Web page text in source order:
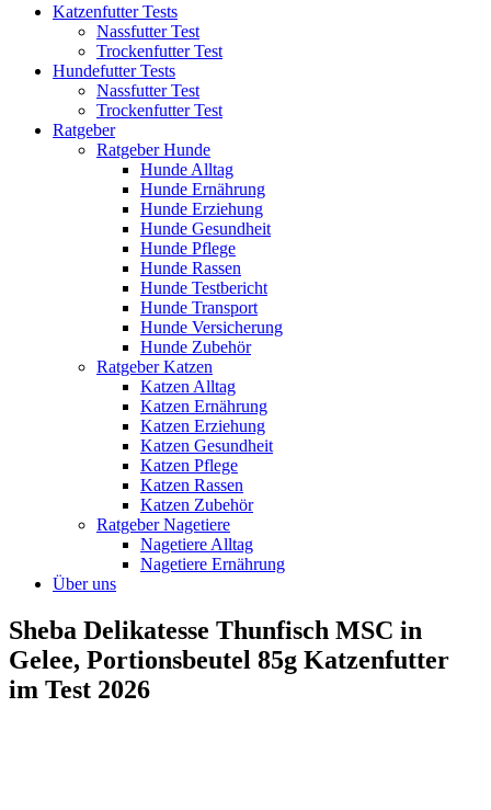
Katzenfutter Tests
Nassfutter Test
Trockenfutter Test
Hundefutter Tests
Nassfutter Test
Trockenfutter Test
Ratgeber
Ratgeber Hunde
Hunde Alltag
Hunde Ernährung
Hunde Erziehung
Hunde Gesundheit
Hunde Pflege
Hunde Rassen
Hunde Testbericht
Hunde Transport
Hunde Versicherung
Hunde Zubehör
Ratgeber Katzen
Katzen Alltag
Katzen Ernährung
Katzen Erziehung
Katzen Gesundheit
Katzen Pflege
Katzen Rassen
Katzen Zubehör
Ratgeber Nagetiere
Nagetiere Alltag
Nagetiere Ernährung
Über uns
Sheba Delikatesse Thunfisch MSC in
Gelee, Portionsbeutel 85g Katzenfutter
im Test 2026